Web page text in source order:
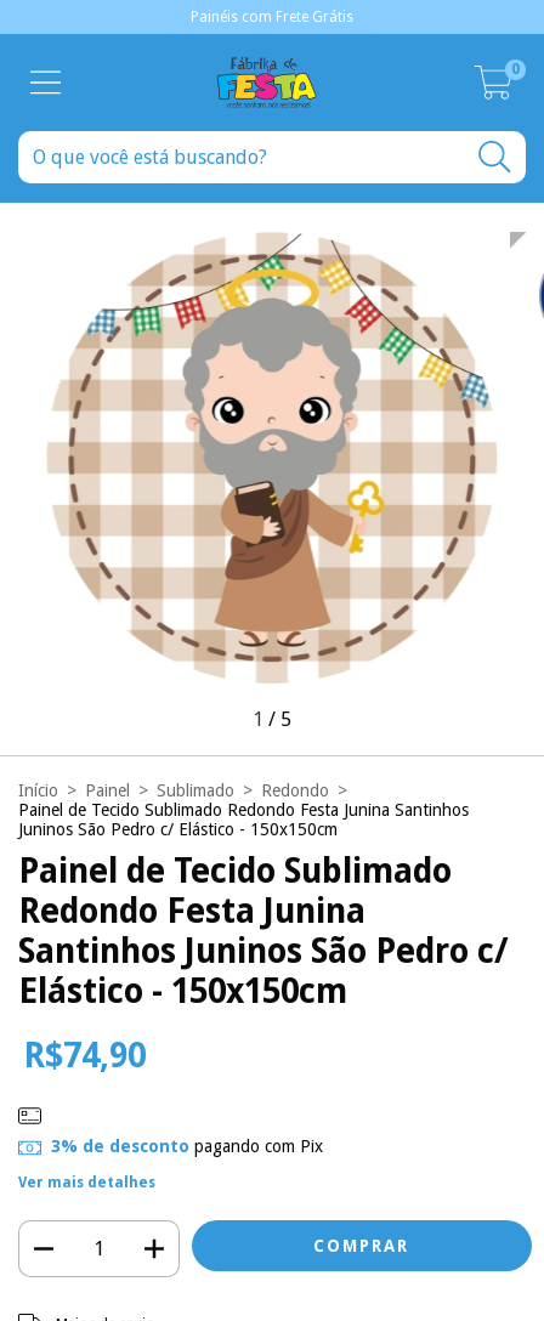
Painéis com Frete Grátis
0
1 / 5
Início > Painel > Sublimado > Redondo >
Painel de Tecido Sublimado Redondo Festa Junina Santinhos
Juninos São Pedro c/ Elástico - 150x150cm
Painel de Tecido Sublimado
Redondo Festa Junina
Santinhos Juninos São Pedro c/
Elástico - 150x150cm
R$74,90
3% de desconto pagando com Pix
Ver mais detalhes
Entregas para o CEP: